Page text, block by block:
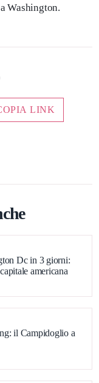
Washington.
LINK
Dc in 3 giorni:
americana
il Campidoglio a